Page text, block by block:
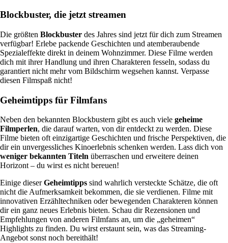
Blockbuster, die jetzt streamen
Die größten Blockbuster des Jahres sind jetzt für dich zum Streamen
verfügbar! Erlebe packende Geschichten und atemberaubende
Spezialeffekte direkt in deinem Wohnzimmer. Diese Filme werden
dich mit ihrer Handlung und ihren Charakteren fesseln, sodass du
garantiert nicht mehr vom Bildschirm wegsehen kannst. Verpasse
diesen Filmspaß nicht!
Geheimtipps für Filmfans
Neben den bekannten Blockbustern gibt es auch viele geheime
Filmperlen, die darauf warten, von dir entdeckt zu werden. Diese
Filme bieten oft einzigartige Geschichten und frische Perspektiven, die
dir ein unvergessliches Kinoerlebnis schenken werden. Lass dich von
weniger bekannten Titeln überraschen und erweitere deinen
Horizont – du wirst es nicht bereuen!
Einige dieserGeheimtipps sind wahrlich versteckte Schätze, die oft
nicht die Aufmerksamkeit bekommen, die sie verdienen. Filme mit
innovativen Erzähltechniken oder bewegenden Charakteren können
dir ein ganz neues Erlebnis bieten. Schau dir Rezensionen und
Empfehlungen von anderen Filmfans an, um die „geheimen“
Highlights zu finden. Du wirst erstaunt sein, was das Streaming-
Angebot sonst noch bereithält!